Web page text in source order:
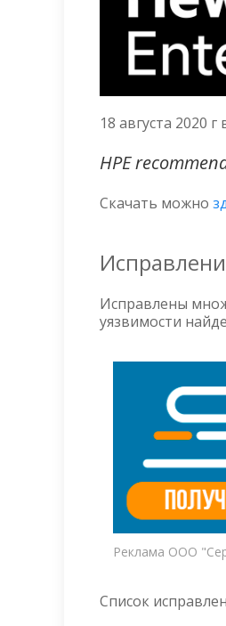
18 августа 2020
HPE
Скачать можно
Исправлены
уязвимости
Реклама ООО
Список